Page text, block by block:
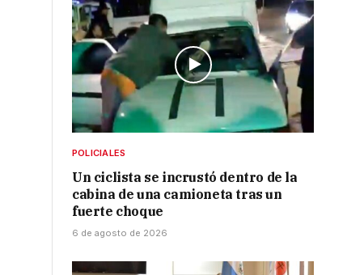
POLICIALES
Un ciclista se incrustó dentro de la
cabina de una camioneta tras un
fuerte choque
6 de agosto de 2026